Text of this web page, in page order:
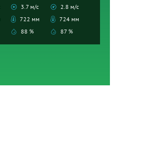
3.7 м/с
722 мм
88 %
2.8 м/с
724 мм
87 %